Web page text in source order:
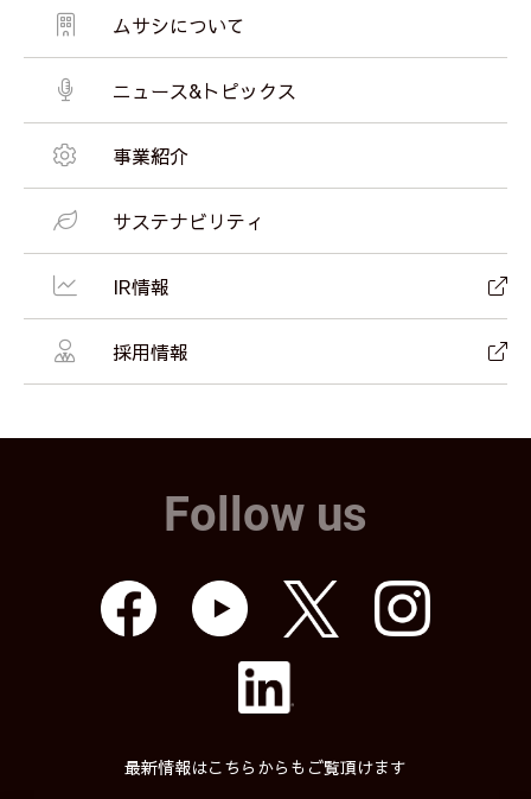
ムサシについて
ニュース&トピックス
事業紹介
サステナビリティ
IR情報
採用情報
Follow us
最新情報はこちらからもご覧頂けます